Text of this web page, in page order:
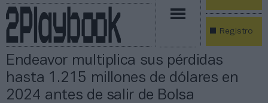
Registro
Endeavor multiplica sus pérdidas
hasta 1.215 millones de dólares en
2024 antes de salir de Bolsa